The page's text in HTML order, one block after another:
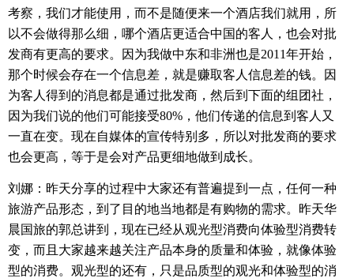
考察，我们才能使用，而不是随便来一个酒店我们就用，所
以不会做得那么细，哪个酒店更适合中国的客人，也会对批
发商有更高的要求。因为我做中东和非洲也是2011年开始，
那个时候会存在一个信息差，就是赚取客人信息差的钱。因
为客人得到的消息都是通过批发商，然后到下面的组团社，
因为我们说的他们可能接受80% ，他们传递的信息到客人又
一直在变。现在自媒体的宣传特别多，所以对批发商的要求
也会更高，等于是会对产品更细地做到成长。
刘娜：昨天分享的过程中大家还有普遍提到一点，任何一种
旅游产品形态，到了目的地当地都是有购物的需求。昨天华
晨国旅的郭总讲到，现在已经从观光型消费向体验型消费转
变，而且大家越来越关注产品本身的质量和体验，就像体验
型的消费。观光型的还有，只是品质型的观光和体验型的消